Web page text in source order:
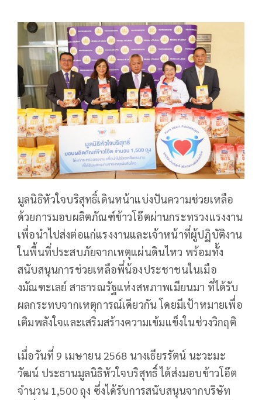
มูลนิธิหัวใจบริสุทธิ์เดินหน้าแบ่งปันความช่วยเหลือ
ด้วยการมอบผลิตภัณฑ์ข้าวโอ๊ตผ่านกระทรวงแรงงาน
เพื่อนำไปส่งต่อแก่แรงงานและเจ้าหน้าที่ผู้ปฏิบัติงาน
ในพื้นที่ประสบภัยจากเหตุแผ่นดินไหว พร้อมทั้ง
สนับสนุนการช่วยเหลือพี่น้องประชาชนในเมือ
งมัณฑะเลย์ สาธารณรัฐแห่งสหภาพเมียนมา ที่ได้รับ
ผลกระทบจากเหตุการณ์เดียวกัน โดยมีเป้าหมายเพื่อ
เติมพลังใจและเสริมสร้างความเข้มแข็งในช่วงวิกฤติ
เมื่อวันที่ 9 เมษายน 2568 นางเธียรรัตน์ นะวะมะ
วัฒน์ ประธานมูลนิธิหัวใจบริสุทธิ์ ได้ส่งมอบข้าวโอ๊ต
จำนวน 1,500 ถุง ซึ่งได้รับการสนับสนุนจากบริษัท